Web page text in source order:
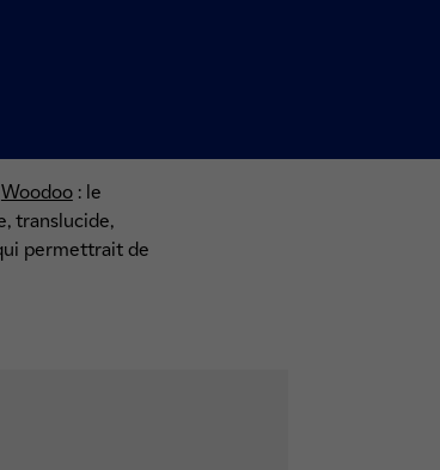
Woodoo: le
translucide,
permettrait de